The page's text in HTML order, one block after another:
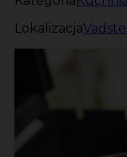
Lokalizacja